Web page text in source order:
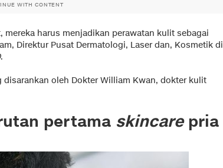
WITH CONTENT
harus menjadikan perawatan kulit sebagai
Direktur Pusat Dermatologi, Laser dan, Kosmetik di
.
disarankan oleh Dokter William Kwan, dokter kulit
pertama skincarepria